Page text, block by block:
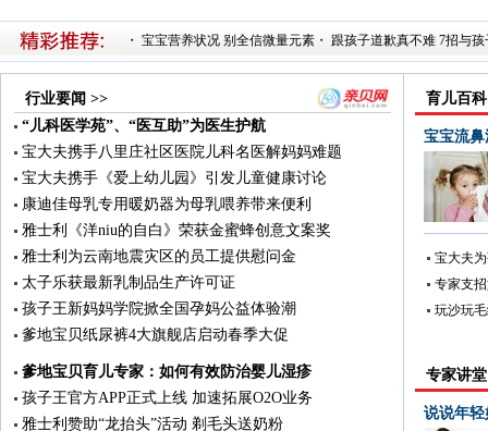
・ 宝宝营养状况 别全信微量元素 ・ 跟孩子道歉真不难 7招与
行业要闻 >>
“儿科医学苑”、“医互助”为医生护航
宝大夫携手八里庄社区医院儿科名医解妈妈难题
宝大夫携手《爱上幼儿园》引发儿童健康讨论
康迪佳母乳专用暖奶器为母乳喂养带来便利
雅士利《洋niu的自白》荣获金蜜蜂创意文案奖
雅士利为云南地震灾区的员工提供慰问金
太子乐获最新乳制品生产许可证
孩子王新妈妈学院掀全国孕妈公益体验潮
爹地宝贝纸尿裤4大旗舰店启动春季大促
爹地宝贝育儿专家：如何有效防治婴儿湿疹
孩子王官方APP正式上线 加速拓展O2O业务
雅士利赞助“龙抬头”活动 剃毛头送奶粉
育儿百
宝宝流
宝大夫
专家支
玩沙玩
专家讲
说说年